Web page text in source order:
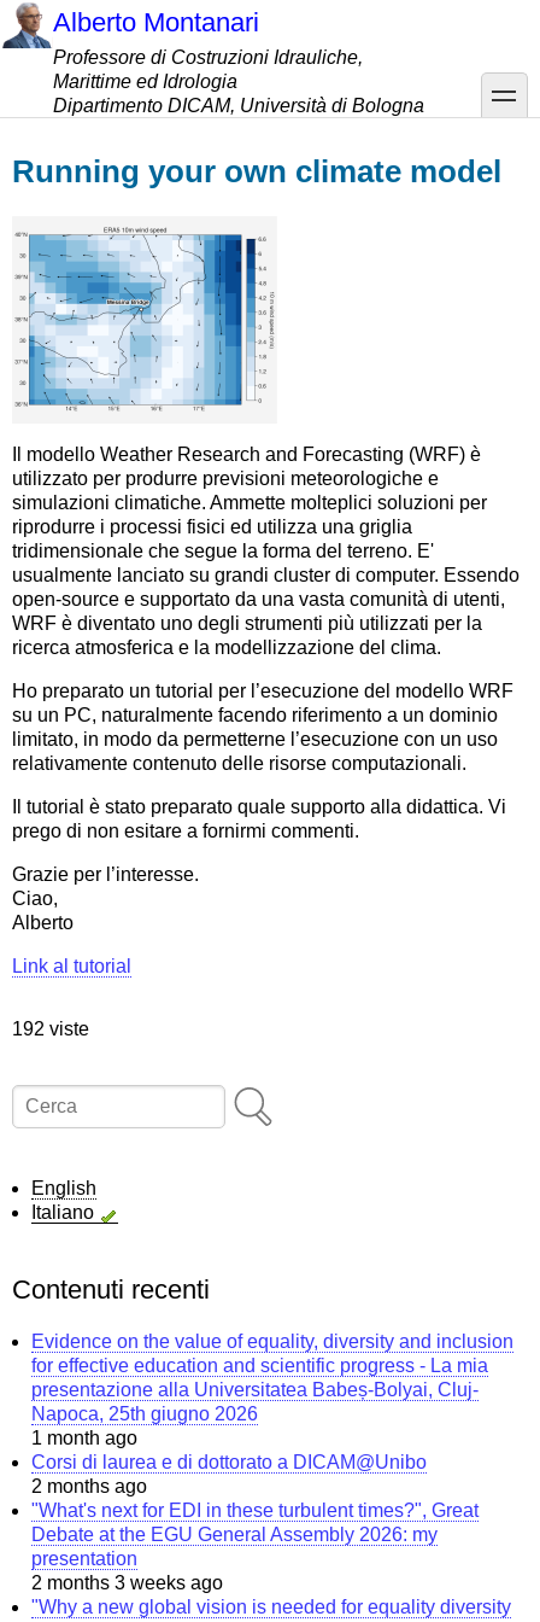
Salta
al
contenuto
principale
Alberto Montanari
Professore di Costruzioni Idrauliche,
Marittime ed Idrologia
Dipartimento DICAM, Università di Bologna
toggle
Running your own climate model
Il modello Weather Research and Forecasting (WRF) è
utilizzato per produrre previsioni meteorologiche e
simulazioni climatiche. Ammette molteplici soluzioni per
riprodurre i processi fisici ed utilizza una griglia
tridimensionale che segue la forma del terreno. E'
usualmente lanciato su grandi cluster di computer. Essendo
open-source e supportato da una vasta comunità di utenti,
WRF è diventato uno degli strumenti più utilizzati per la
ricerca atmosferica e la modellizzazione del clima.
Ho preparato un tutorial per l’esecuzione del modello WRF
su un PC, naturalmente facendo riferimento a un dominio
limitato, in modo da permetterne l’esecuzione con un uso
relativamente contenuto delle risorse computazionali.
Il tutorial è stato preparato quale supporto alla didattica. Vi
prego di non esitare a fornirmi commenti.
Grazie per l’interesse.
Ciao,
Alberto
Link al tutorial
192 viste
Cerca
English
Italiano
Contenuti recenti
Evidence on the value of equality, diversity and inclusion
for effective education and scientific progress - La mia
presentazione alla Universitatea Babeș-Bolyai, Cluj-
Napoca, 25th giugno 2026
1 month ago
Corsi di laurea e di dottorato a DICAM@Unibo
2 months ago
"What's next for EDI in these turbulent times?", Great
Debate at the EGU General Assembly 2026: my
presentation
2 months 3 weeks ago
"Why a new global vision is needed for equality diversity